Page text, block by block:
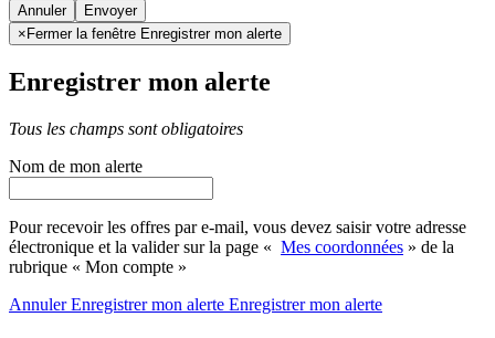
Annuler
× Fermer la fenêtre Enregistrer mon alerte
Enregistrer mon alerte
Tous les champs sont obligatoires
Nom de mon alerte
Pour recevoir les offres par e-mail, vous devez saisir votre adresse
électronique et la valider sur la page « Mes coordonnées » de la
rubrique « Mon compte »
AnnulerEnregistrer mon alerte Enregistrermon alerte